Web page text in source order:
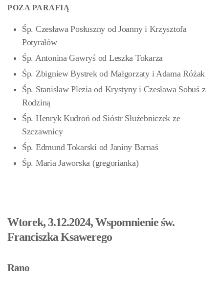
POZA PARAFIĄ
Śp. Czesława Posłuszny od Joanny i Krzysztofa
Potyrałów
Śp. Antonina Gawryś od Leszka Tokarza
Śp. Zbigniew Bystrek od Małgorzaty i Adama Różak
Śp. Stanisław Plezia od Krystyny i Czesława Sobuś z
Rodziną
Śp. Henryk Kudroń od Sióstr Służebniczek ze
Szczawnicy
Śp. Edmund Tokarski od Janiny Barnaś
Śp. Maria Jaworska (gregorianka)
Wtorek, 3.12.2024, Wspomnienie św.
Franciszka Ksawerego
Rano